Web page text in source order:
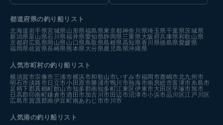
都道府県の釣り船リスト
北海道岩手県宮城県山形県福島県東京都神奈川県埼玉県千葉県茨城県
新潟県富山県石川県福井県愛知県静岡県三重県大阪府兵庫県和歌山県
京都府広島県岡山県山口県鳥取県島根県高知県香川県徳島県愛媛県
福岡県佐賀県長崎県熊本県大分県鹿児島県沖縄県
人気市町村の釣り船リスト
横須賀市宗像市三浦市横浜市和歌山市いすみ市福岡市鹿嶋市北九州市
明石市淡路市 日立市小田原市勝浦市鴨川市熱海市南房総市富津市糸島市
足柄下郡真鶴町館山市知多郡南知多町江東区伊東市大田区平塚市旭市
日高郡印南町鎌倉市酒田市加古川市 田辺市沼津市小浜市品川区江戸川区
広島市賀茂郡南伊豆町南あわじ市市川市
人気港の釣り船リスト